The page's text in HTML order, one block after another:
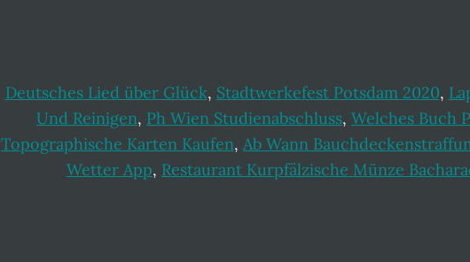
Deutsches Lied über Glück, Stadtwerkefest Potsdam 2020,
Und Reinigen, Ph Wien Studienabschluss, Welches Buch
Topographische Karten Kaufen, Ab Wann
Wetter App, Restaurant Kurpfälzische Münze